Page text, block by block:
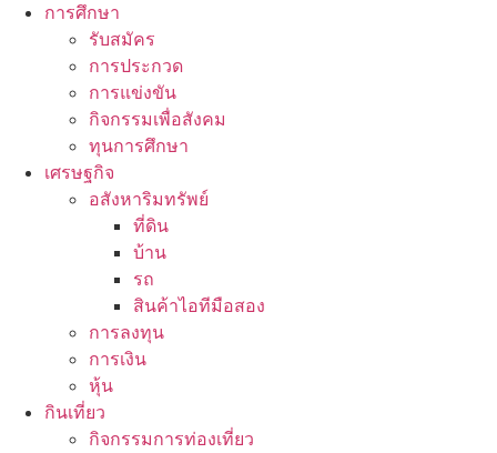
การศึกษา
รับสมัคร
การประกวด
การแข่งขัน
กิจกรรมเพื่อสังคม
ทุนการศึกษา
เศรษฐกิจ
อสังหาริมทรัพย์
ที่ดิน
บ้าน
รถ
สินค้าไอทีมือสอง
การลงทุน
การเงิน
หุ้น
กินเที่ยว
กิจกรรมการท่องเที่ยว